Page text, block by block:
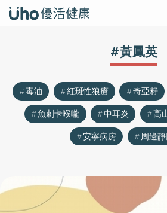
#黃鳳英
毒油 紅斑性狼瘡 奇亞籽
魚刺卡喉嚨
中耳炎 高
安寧病房
周邊